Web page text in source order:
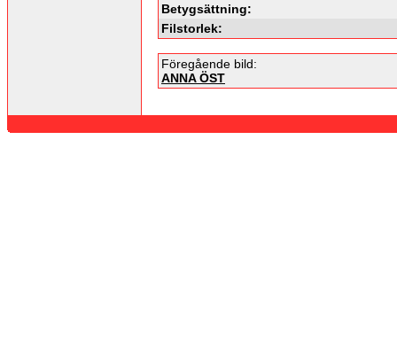
Betygsättning:
Filstorlek:
Föregående bild:
ANNA ÖST